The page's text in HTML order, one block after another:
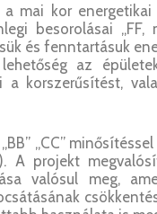
mai kor
besorolásai
és fenntartásuk
az
a korszerűsítést,
„CC”
A projekt
valósul meg,